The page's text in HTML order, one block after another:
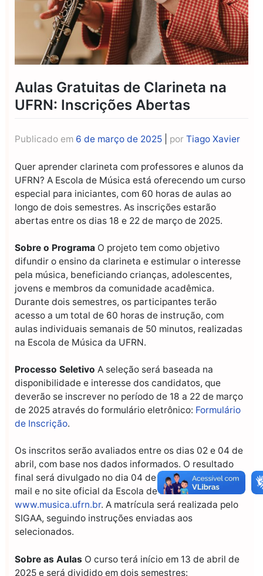
Aulas Gratuitas de Clarineta na
UFRN: Inscrições Abertas
Publicado em 6 de março de 2025 por Tiago Xavier
Quer aprender clarineta com professores e alunos da
UFRN? A Escola de Música está oferecendo um curso
especial para iniciantes, com 60 horas de aulas ao
longo de dois semestres. As inscrições estarão
abertas entre os dias 18 e 22 de março de 2025.
Sobre o Programa O projeto tem como objetivo
difundir o ensino da clarineta e estimular o interesse
pela música, beneficiando crianças, adolescentes,
jovens e membros da comunidade acadêmica.
Durante dois semestres, os participantes terão
acesso a um total de 60 horas de instrução, com
aulas individuais semanais de 50 minutos, realizadas
na Escola de Música da UFRN.
Processo Seletivo A seleção será baseada na
disponibilidade e interesse dos candidatos, que
deverão se inscrever no período de 18 a 22 de março
de 2025 através do formulário eletrônico: Formulário
de Inscrição.
Os inscritos serão avaliados entre os dias 02 e 04 de
abril, com base nos dados informados. O resultado
final será divulgado no dia 04 de abril de 2025 por e-
mail e no site oficial da Escola de Música:
www.musica.ufrn.br. A matrícula será realizada pelo
SIGAA, seguindo instruções enviadas aos
selecionados.
Sobre as Aulas O curso terá início em 13 de abril de
2025 e será dividido em dois semestres: